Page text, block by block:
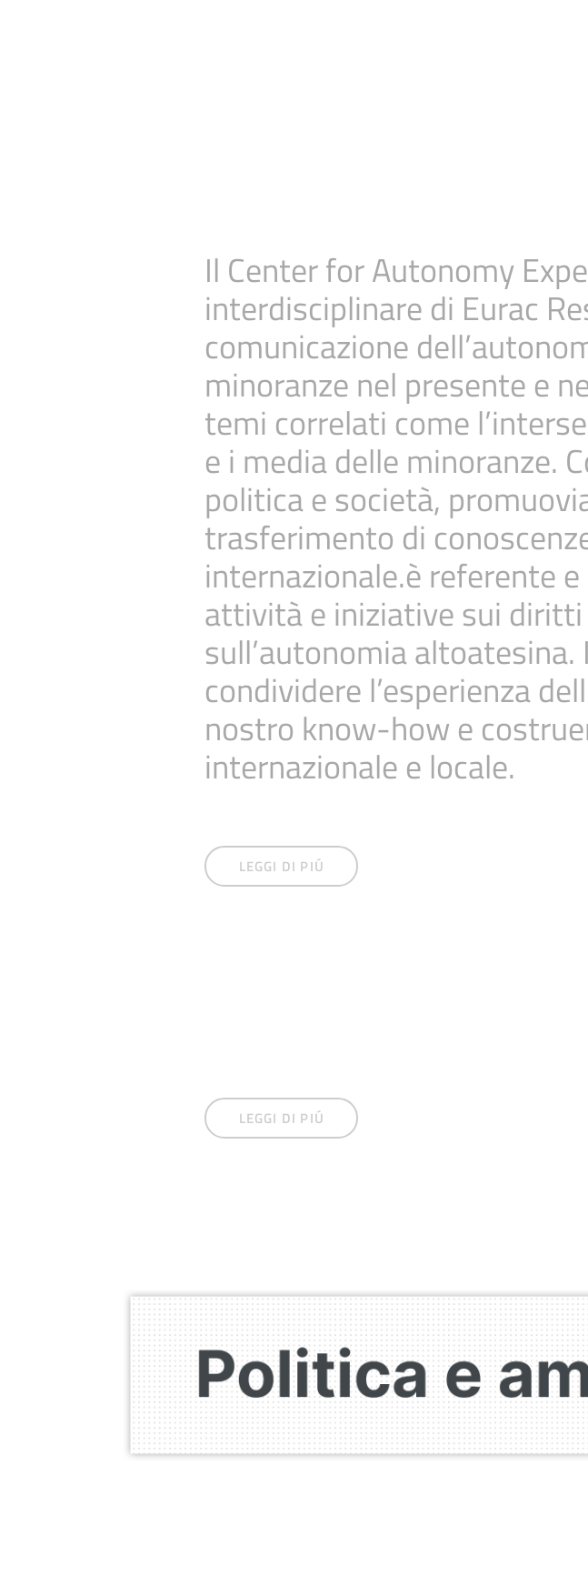
Il Center for Autonomy
interdisciplinare di Eurac
comunicazione
minoranze nel presente e
temi correlati come
e i media delle minoranze.
politica e società,
trasferimento di
internazionale.è referente
attività e iniziative sui
sull’autonomia
condividere l’esperienza
nostro know-how e
internazionale e locale.
LEGGI DI PIÚ
LEGGI DI PIÚ